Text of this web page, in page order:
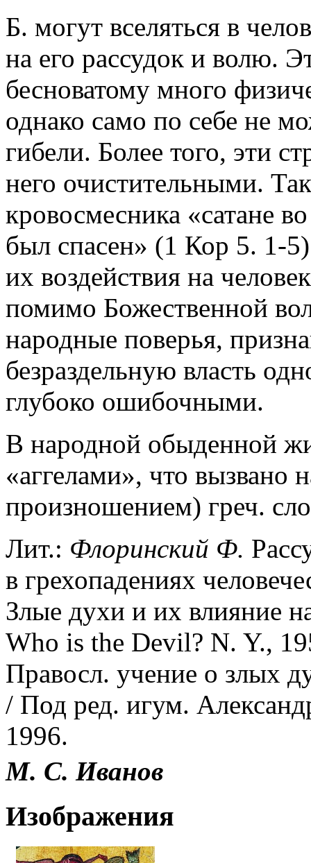
Б. могут вселяться в
на его рассудок и волю.
бесноватому много
однако само по себе не
гибели. Более того, эти
него очистительными.
кровосмесника «сатане
был спасен» (1 Кор 5. 1-
их воздействия на
помимо Божественной
народные поверья,
безраздельную власть
глубоко ошибочными.
В народной обыденной
«аггелами», что вызвано
произношением) греч.
Лит.: Флоринский Ф.
в грехопадениях
Злые духи и их влияние
Who is the Devil? N. Y.,
Правосл. учение о злых
/ Под ред. игум.
1996.
М. С. Иванов
Изображения